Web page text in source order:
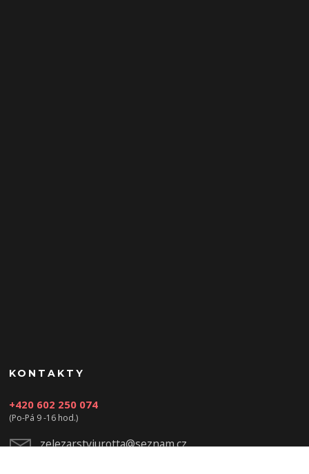
KONTAKTY
+420 602 250 074
(Po-Pá 9 -16 hod.)
zelezarstviurotta@seznam.cz